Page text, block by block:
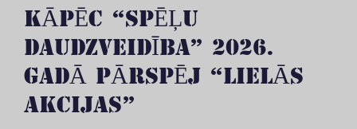
KĀPĒC “SPĒĻU
DAUDZVEIDĪBA” 2026.
GADĀ PĀRSPĒJ “LIELĀS
AKCIJAS”